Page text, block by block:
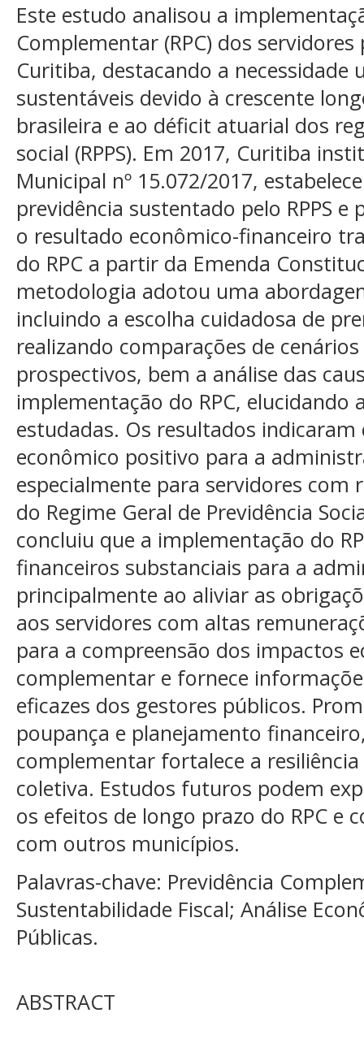
Este estudo analisou a
Complementar (RPC) dos
Curitiba, destacando a necessidade
sustentáveis devido à crescente
brasileira e ao déficit atuarial dos
social (RPPS). Em 2017, Curitiba
Municipal nº 15.072/2017,
previdência sustentado pelo RPPS e
o resultado econômico-financeiro
do RPC a partir da Emenda
metodologia adotou uma
incluindo a escolha cuidadosa de
realizando comparações de
prospectivos, bem a análise das
implementação do RPC, elucidando
estudadas. Os resultados
econômico positivo para a
especialmente para servidores com
do Regime Geral de Previdência
concluiu que a implementação do
financeiros substanciais para a
principalmente ao aliviar as
aos servidores com altas
para a compreensão dos impactos
complementar e fornece
eficazes dos gestores públicos.
poupança e planejamento
complementar fortalece a
coletiva. Estudos futuros podem
os efeitos de longo prazo do RPC e
com outros municípios.
Palavras-chave: Previdência
Sustentabilidade Fiscal; Análise
Públicas.
ABSTRACT